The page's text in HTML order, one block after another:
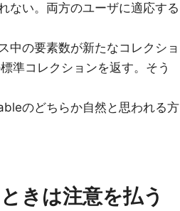
ない。両方のユーザに適応する
中の要素数が新たなコレクショ
準コレクションを返す。そう
のどちらか自然と思われる方
きは注意を払う